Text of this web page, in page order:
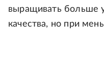
выращивать больше
качества, но при